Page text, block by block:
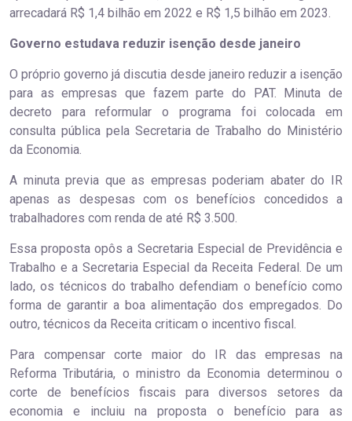
arrecadará R$ 1,4 bilhão em 2022 e R$ 1,5 bilhão em 2023.
Governo estudava reduzir isenção desde janeiro
O próprio governo já discutia desde janeiro reduzir a isenção
para as empresas que fazem parte do PAT. Minuta de
decreto para reformular o programa foi colocada em
consulta pública pela Secretaria de Trabalho do Ministério
da Economia.
A minuta previa que as empresas poderiam abater do IR
apenas as despesas com os benefícios concedidos a
trabalhadores com renda de até R$ 3.500.
Essa proposta opôs a Secretaria Especial de Previdência e
Trabalho e a Secretaria Especial da Receita Federal. De um
lado, os técnicos do trabalho defendiam o benefício como
forma de garantir a boa alimentação dos empregados. Do
outro, técnicos da Receita criticam o incentivo fiscal.
Para compensar corte maior do IR das empresas na
Reforma Tributária, o ministro da Economia determinou o
corte de benefícios fiscais para diversos setores da
economia e incluiu na proposta o benefício para as